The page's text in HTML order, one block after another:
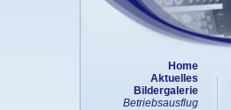
Home
Aktuelles
Bildergalerie
Betriebsausflug